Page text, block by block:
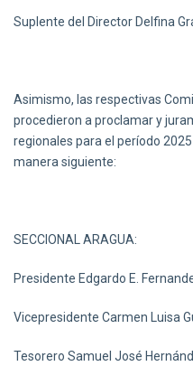
Suplente del Director Delfina
Asimismo, las respectivas
procedieron a proclamar y
regionales para el período
manera siguiente:
SECCIONAL ARAGUA:
Presidente Edgardo E.
Vicepresidente Carmen Luisa
Tesorero Samuel José